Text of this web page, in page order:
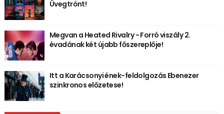
Üvegtrónt!
Megvan a Heated Rivalry - Forró viszály 2.
évadának két újabb főszereplője!
Itt a Karácsonyi ének-feldolgozás Ebenezer
szinkronos előzetese!